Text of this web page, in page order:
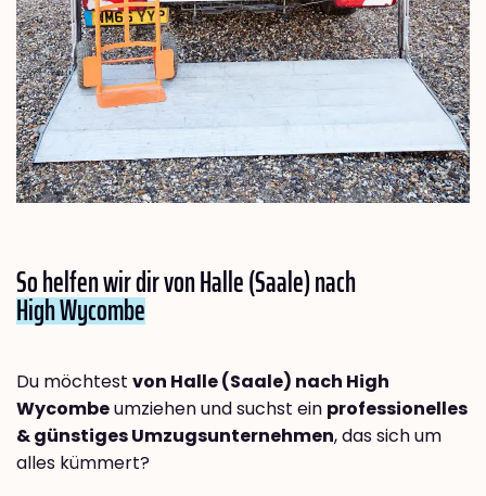
So helfen wir dir von Halle (Saale) nach
High Wycombe
Du möchtest von Halle (Saale) nach High
Wycombeumziehen und suchst ein professionelles
& günstiges Umzugsunternehmen, das sich um
alles kümmert?